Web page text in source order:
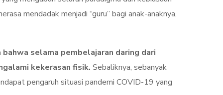
mendadak menjadi “guru” bagi anak-anaknya,
selama pembelajaran daring dari
kekerasan fisik. Sebaliknya, sebanyak
pengaruh situasi pandemi COVID-19 yang